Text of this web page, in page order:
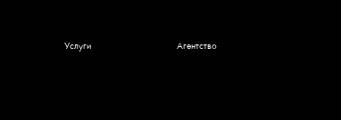
Услуги Агентство